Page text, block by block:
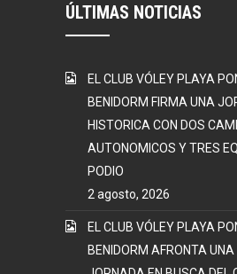
ÚLTIMAS NOTICIAS
EL CLUB VÓLEY PLAYA
BENIDORM FIRMA UNA
HISTORICA CON DOS
AUTONOMICOS Y TRES
PODIO
2 agosto, 2026
EL CLUB VÓLEY PLAYA
BENIDORM AFRONTA